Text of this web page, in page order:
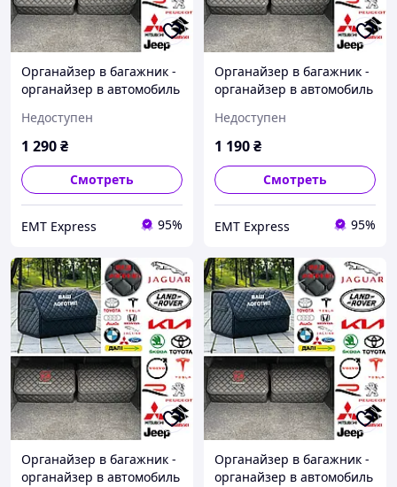
Органайзер в багажник -
органайзер в автомобиль
Цвет Черный, Размер
30х65х30 35,
Металический
Недоступен
1 290₴
Смотреть
EМT Express 95%
Органайзер в багажник -
органайзер в автомобиль
Цвет Черный, Размер
30х65х30 35,
логотипа
Недоступен
1 190₴
Смотреть
EМT Express 95%
Органайзер в багажник -
органайзер в автомобиль
Органайзер в багажник -
органайзер в автомобиль